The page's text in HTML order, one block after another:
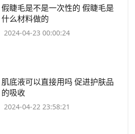
​假睫毛是不是一次性的 假睫毛是
什么材料做的
2024-04-23 00:00:24
​肌底液可以直接用吗 促进护肤品
的吸收
2024-04-22 23:58:21